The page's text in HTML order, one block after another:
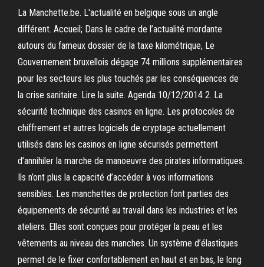
La Manchette.be. L'actualité en belgique sous un angle
différent. Accueil; Dans le cadre de l’actualité mordante
autours du fameux dossier de la taxe kilométrique, Le
Gouvernement bruxellois dégage 74 millions supplémentaires
pour les secteurs les plus touchés par les conséquences de
la crise sanitaire. Lire la suite. Agenda 10/12/2014 2. La
sécurité technique des casinos en ligne. Les protocoles de
chiffrement et autres logiciels de cryptage actuellement
utilisés dans les casinos en ligne sécurisés permettent
d’annihiler la marche de manoeuvre des pirates informatiques.
Ils n’ont plus la capacité d’accéder à vos informations
sensibles. Les manchettes de protection font parties des
équipements de sécurité au travail dans les industries et les
ateliers. Elles sont conçues pour protéger la peau et les
vêtements au niveau des manches. Un système d’élastiques
permet de le fixer confortablement en haut et en bas, le long